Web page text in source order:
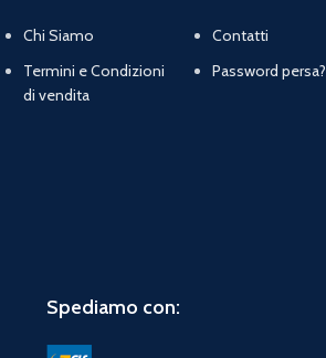
Chi Siamo
Termini e Condizioni
di vendita
Contatti
Password persa?
Spediamo con: